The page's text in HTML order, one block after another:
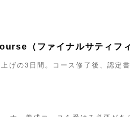
（ファイナルサティフィ
げの3日間。コース修了後、認定書